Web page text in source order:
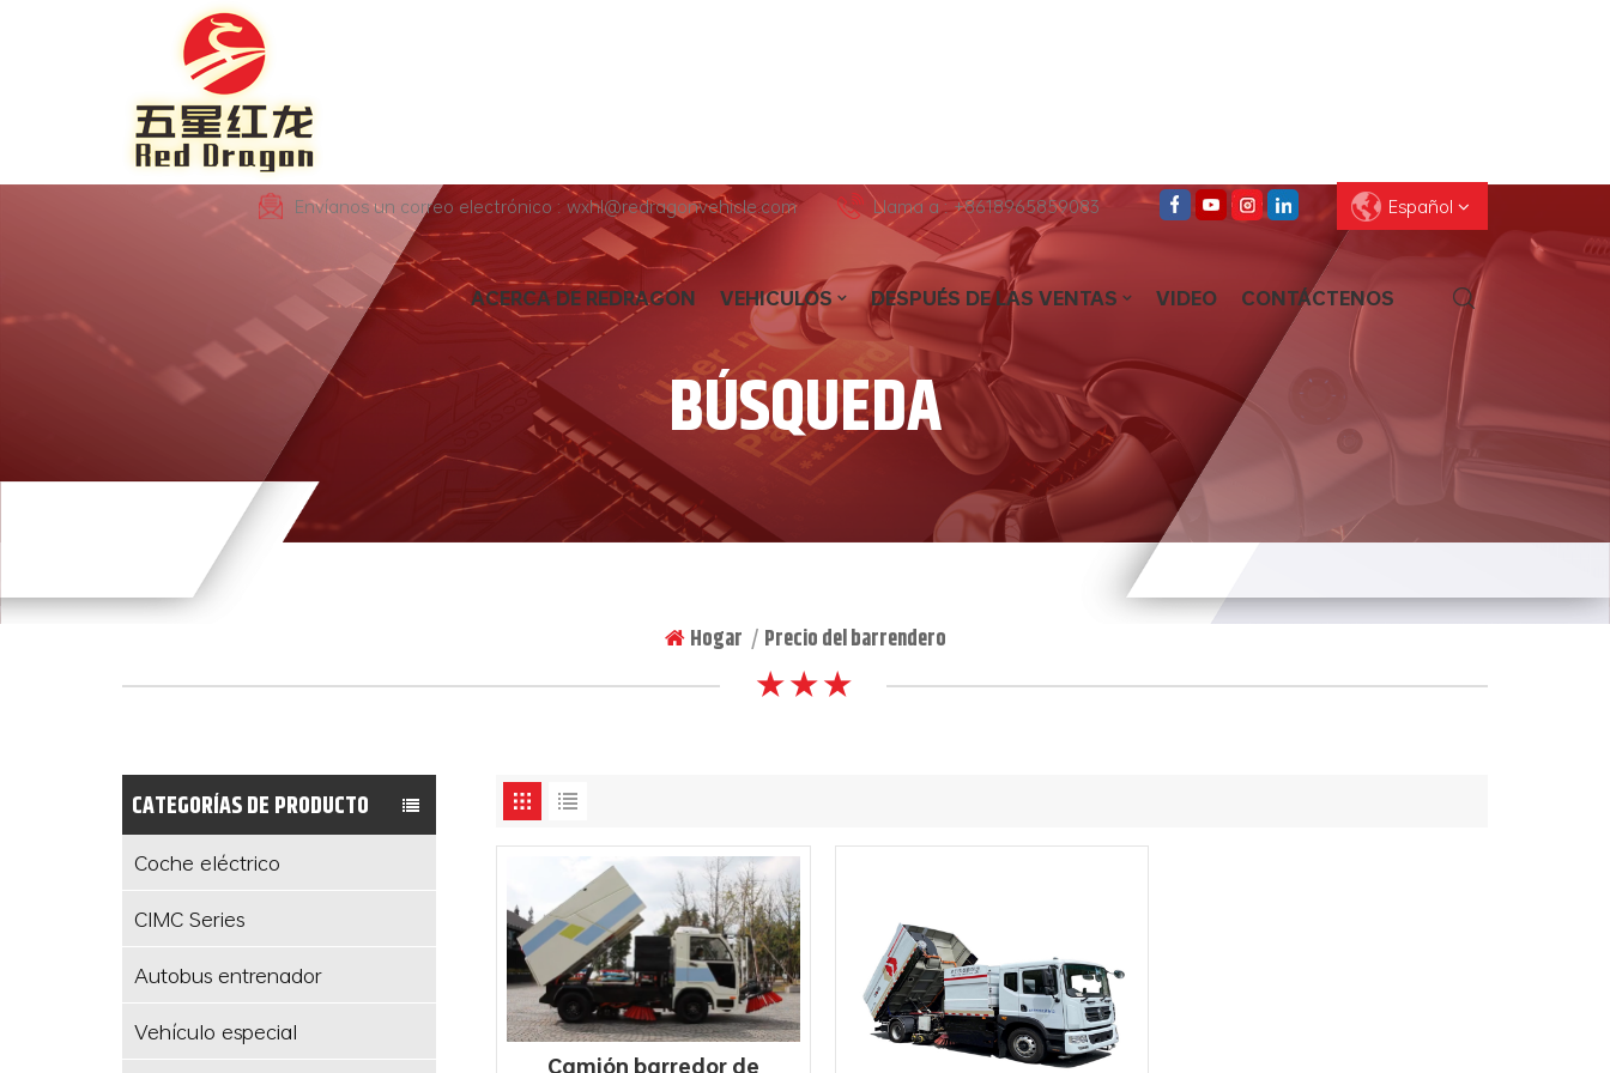
Envíanos un correo electrónico : wxhl@redragonvehicle.com Llama a : +8618965859083 Español
English
Français
Deutsch
Pусский
Español
العربية
ACERCA DE REDRAGON VEHICULOS DESPUÉS DE LAS VENTAS VIDEO CONTÁCTENOS
BÚSQUEDA
Hogar | Precio del barrendero
★ ★ ★
CATEGORÍAS DE PRODUCTO
Coche eléctrico
CIMC Series
Autobus entrenador
Vehículo especial
Camión barredor de